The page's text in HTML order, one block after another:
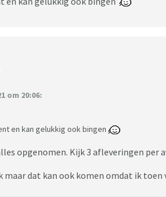
om 20:06:
en kan gelukkig ook bingen
opgenomen. Kijk 3 afleveringen per
dat kan ook komen omdat ik toen